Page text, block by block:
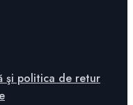
şi politica de retur